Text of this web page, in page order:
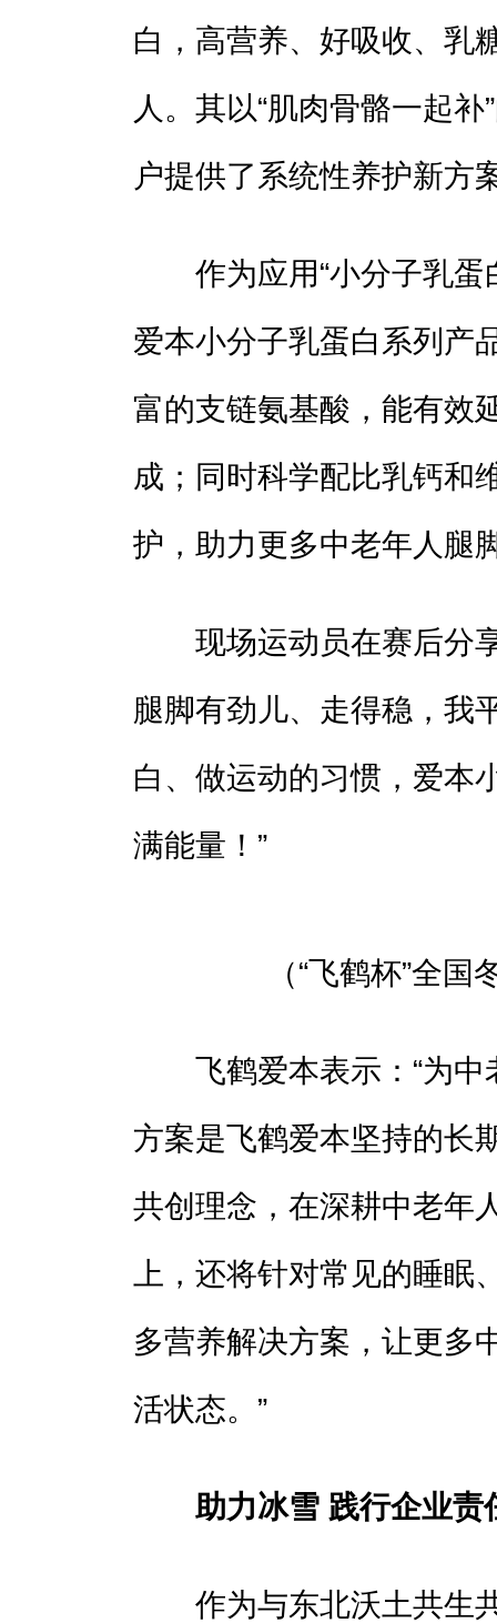
白，高营养、好吸收、乳
人。其以“肌肉骨骼一起
户提供了系统性养护新方
作为应用“小分子乳蛋
爱本小分子乳蛋白系列产
富的支链氨基酸，能有效
成；同时科学配比乳钙和
护，助力更多中老年人腿
现场运动员在赛后分享
腿脚有劲儿、走得稳，我
白、做运动的习惯，爱本
满能量！”
（“飞鹤杯”全
飞鹤爱本表示：“为中
方案是飞鹤爱本坚持的长
共创理念，在深耕中老年
上，还将针对常见的睡
多营养解决方案，让更多
活状态。”
助力冰雪 践行企业责
作为与东北沃土共生共